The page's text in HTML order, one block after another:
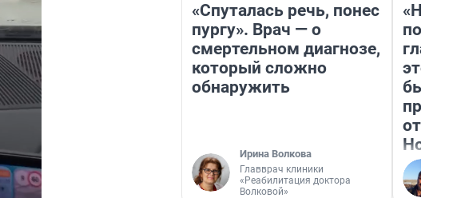
«Спуталась речь, понес
пургу». Врач — о
смертельном диагнозе,
который сложно
обнаружить
Ирина Волкова
Главврач клиники
«Реабилитация доктора
Волковой»
этого
бьет